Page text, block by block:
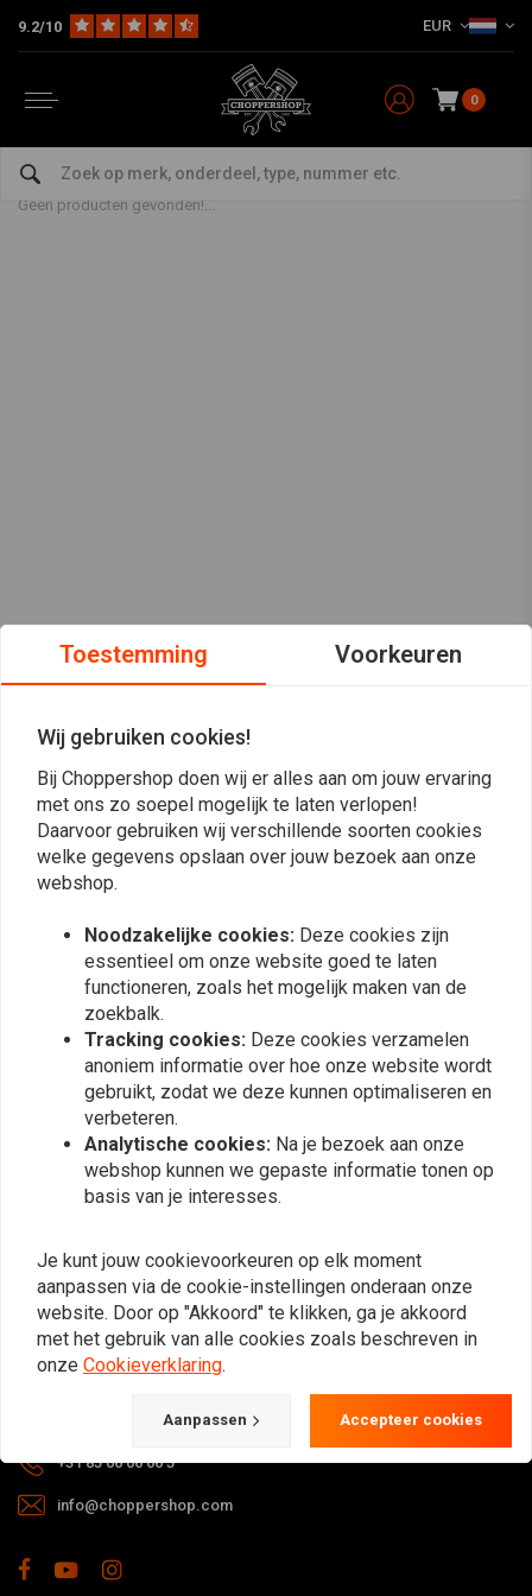
9.2/10 EUR
0
Producten getagd met Plug
Home Tags Plug
Geen producten gevonden!...
Abonneer
levertijden, retouren & reparaties of
algemene informatie kun je altijd op
één van de onderstaande manieren
Gotenburgweg 46a, 9723 TM Groningen (The Netherlands)
+31 85 06 06 06 5
info@choppershop.com
Toestemming Voorkeuren
Wij gebruiken cookies!
Bij Choppershop doen wij er alles aan om jouw ervaring
met ons zo soepel mogelijk te laten verlopen!
Daarvoor gebruiken wij verschillende soorten cookies
welke gegevens opslaan over jouw bezoek aan onze
webshop.
Noodzakelijke cookies: Deze cookies zijn
essentieel om onze website goed te laten
functioneren, zoals het mogelijk maken van de
zoekbalk.
Tracking cookies: Deze cookies verzamelen
anoniem informatie over hoe onze website wordt
gebruikt, zodat we deze kunnen optimaliseren en
verbeteren.
Analytische cookies: Na je bezoek aan onze
webshop kunnen we gepaste informatie tonen op
basis van je interesses.
Je kunt jouw cookievoorkeuren op elk moment
aanpassen via de cookie-instellingen onderaan onze
website. Door op "Akkoord" te klikken, ga je akkoord
met het gebruik van alle cookies zoals beschreven in
onze Cookieverklaring.
Aanpassen Accepteer cookies